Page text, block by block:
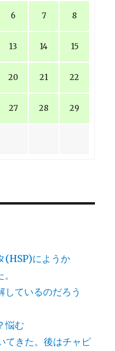
6 7 8
13 14 15
20 21 22
27 28 29
(HSP)にようか
しているのだろう
悩む
てきた。後はチャピ